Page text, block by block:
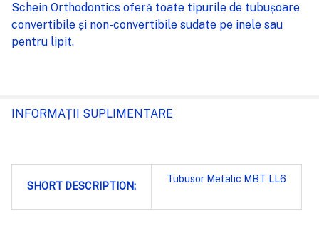
Schein Orthodontics oferă toate tipurile de tubușoare
convertibile și non-convertibile sudate pe inele sau
pentru lipit.
INFORMAȚII SUPLIMENTARE
SHORT DESCRIPTION:
Tubusor Metalic MBT LL6